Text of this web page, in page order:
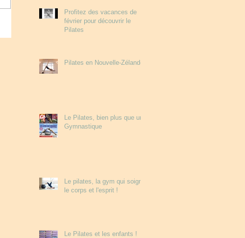
Profitez des vacances de
février pour découvrir le
Pilates
Pilates en Nouvelle-Zélande
Le Pilates, bien plus que une
Gymnastique
Le pilates, la gym qui soigne
le corps et l'esprit !
Le Pilates et les enfants !